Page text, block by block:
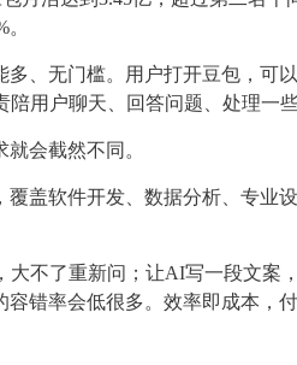
、无门槛。用户打开豆包，可
用户聊天、回答问题、处理一些
会截然不同。
盖软件开发、数据分析、专业
不了重新问；让AI写一段文案
错率会低很多。效率即成本，